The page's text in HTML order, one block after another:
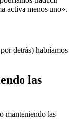
activa menos uno».
detrás) habríamos
las
manteniendo las